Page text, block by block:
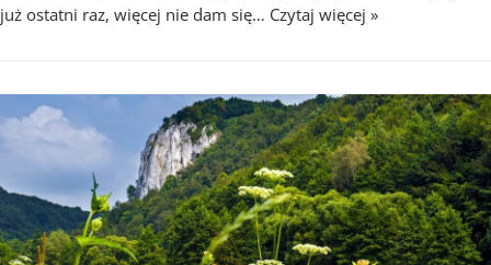
już ostatni raz, więcej nie dam się… Czytaj więcej »